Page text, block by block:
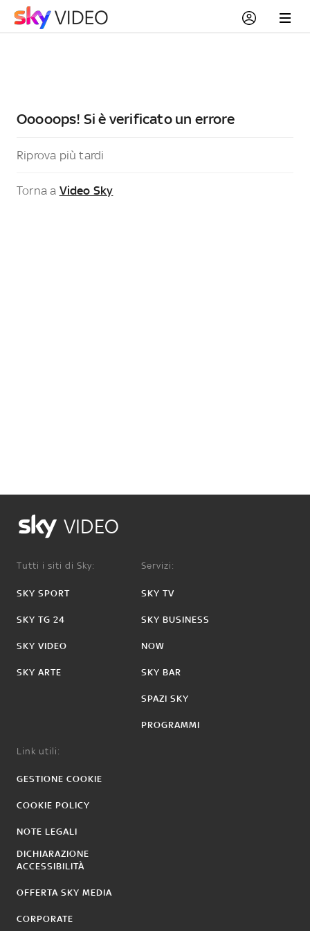
Ooooops! Si è verificato un errore
Riprova più tardi
Torna a Video Sky
VIDEO
Tutti i siti di Sky:
SKY SPORT
SKY TG 24
SKY VIDEO
SKY ARTE
Servizi:
SKY TV
SKY BUSINESS
NOW
SKY BAR
SPAZI SKY
PROGRAMMI
Link utili:
GESTIONE COOKIE
COOKIE POLICY
NOTE LEGALI
DICHIARAZIONE
ACCESSIBILITÀ
OFFERTA SKY MEDIA
CORPORATE